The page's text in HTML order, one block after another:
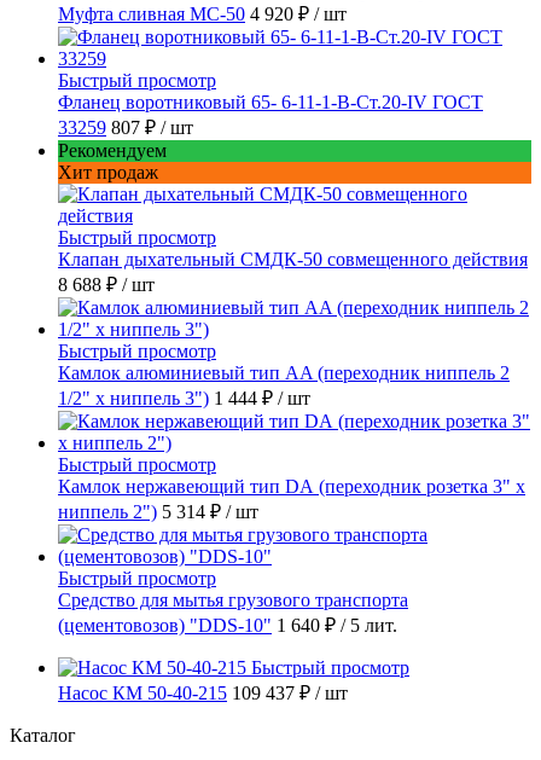
Муфта сливная МС-50 4 920 ₽ / шт
Быстрый просмотр
Фланец воротниковый 65- 6-11-1-B-Ст.20-IV ГОСТ
33259 807 ₽ / шт
Рекомендуем
Хит продаж
Быстрый просмотр
Клапан дыхательный СМДК-50 совмещенного действия
8 688 ₽ / шт
Быстрый просмотр
Камлок алюминиевый тип AA (переходник ниппель 2
1/2" х ниппель 3") 1 444 ₽ / шт
Быстрый просмотр
Камлок нержавеющий тип DА (переходник розетка 3" х
ниппель 2") 5 314 ₽ / шт
Быстрый просмотр
Средство для мытья грузового транспорта
(цементовозов) "DDS-10" 1 640 ₽ / 5 лит.
Быстрый просмотр
Насос КМ 50-40-215 109 437 ₽ / шт
Каталог